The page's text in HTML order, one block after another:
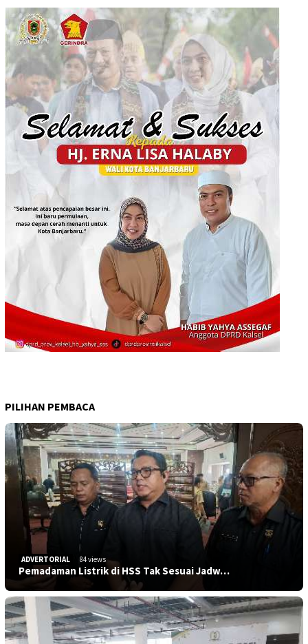
PILIHAN PEMBACA
ADVERTORIAL 84 views
Pemadaman Listrik di HSS Tak Sesuai Jadw…